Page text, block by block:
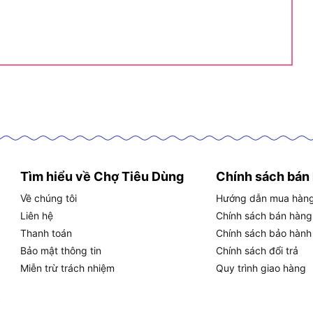
tranh.
hỏng thang đo.
và hơi ẩm.
trường ẩm ướt.
xác ban đầu.
động ổn định lâu dài.
62490?
Tìm hiểu về Chợ Tiêu Dùng
Về chúng tôi
Liên hệ
Thanh toán
Bảo mật thông tin
Miễn trừ trách nhiệm
Chính sách bán
Hướng dẫn mua
Chính sách bán hàng
Chính sách bảo hành
Chính sách đổi trả
Quy trình giao hàng